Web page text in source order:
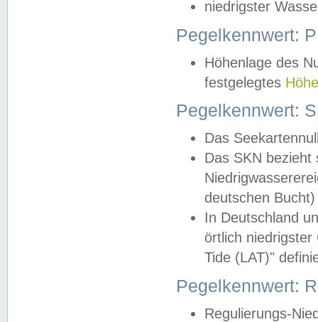
niedrigster
Pegelkennwert:
Höhenlage des
festgelegtes
Pegelkennwert:
Das
Das SKN
deutschen
In Deutschland
örtlich
Tide (LAT)"
Pegelkennwert:
Regulierungs-